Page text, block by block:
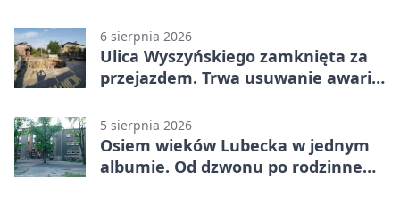
6 sierpnia 2026
Ulica Wyszyńskiego zamknięta za
przejazdem. Trwa usuwanie awarii
5 sierpnia 2026
Osiem wieków Lubecka w jednym
albumie. Od dzwonu po rodzinne